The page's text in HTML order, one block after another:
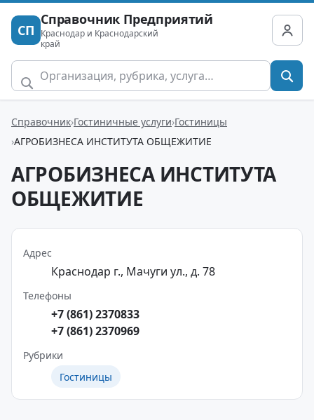
СП
Справочник Предприятий
Краснодар и Краснодарский
край
Справочник Гостиничные услуги Гостиницы
АГРОБИЗНЕСА ИНСТИТУТА ОБЩЕЖИТИЕ
АГРОБИЗНЕСА ИНСТИТУТА
ОБЩЕЖИТИЕ
Адрес
Краснодар г., Мачуги ул., д. 78
Телефоны
+7 (861) 2370833
+7 (861) 2370969
Рубрики
Гостиницы